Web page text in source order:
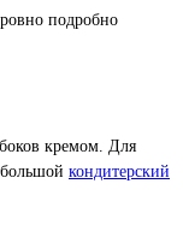
подробно
кремом. Для
кондитерский